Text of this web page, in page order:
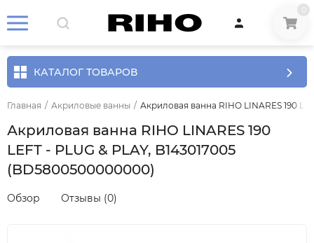
КАТАЛОГ ТОВАРОВ
Главная / Акриловые ванны / Акриловая ванна RIHO LINARES 190
Акриловая ванна RIHO LINARES 190
LEFT - PLUG & PLAY, B143017005
(BD5800500000000)
Обзор Отзывы (0)